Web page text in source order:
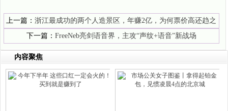
上一篇：浙江最成功的两个人造景区，年赚2亿，为何票价高还趋之
若鹜？
下一篇： FreeNeb亮剑语音界，主攻“声纹+语音”新战场
内容聚焦